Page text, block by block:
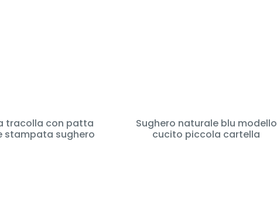
tracolla con patta
stampata sughero
Sughero naturale blu modello
cucito piccola cartella